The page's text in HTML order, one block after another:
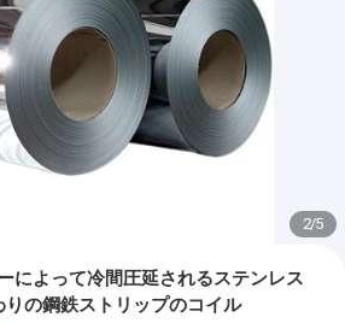
2/5
によって冷間圧延されるステンレス
の鋼鉄ストリップのコイル